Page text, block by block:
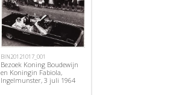
BIN20121017_001
Bezoek Koning Boudewijn
en Koningin Fabiola,
Ingelmunster, 3 juli 1964